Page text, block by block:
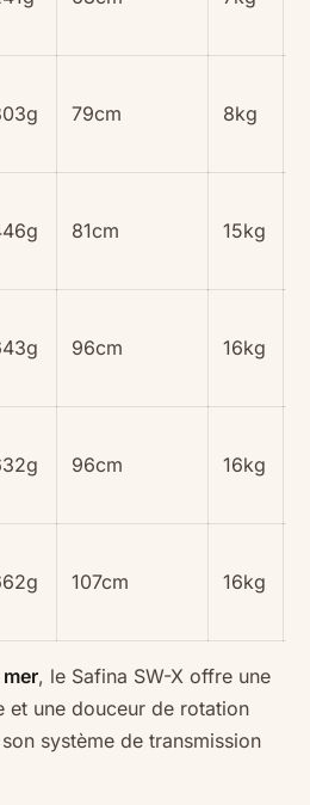
79cm 8kg
81cm 15kg
96cm 16kg
96cm 16kg
107cm 16kg
, le Safina SW-X offre une
et une douceur de rotation
système de transmission